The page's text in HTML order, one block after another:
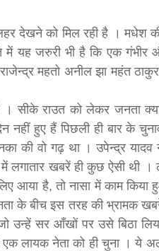
देखने को मिल रही है । मधेश
जरुरी भी है कि एक गंभीर और
महतो अनील झा महंत
सीके राउत को लेकर जनता
नहीं हुए हैं पिछली ही बार के
की वो गढ़ था । उपेन्द्र यादव
में लगातार खबरें ही कुछ ऐसी
है, तो नासा में काम किया
के बीच इस तरह की भ्रामक
उन्हें सर आँखों पर उसे बिठा
एक लायक नेता को ही चुना । ये